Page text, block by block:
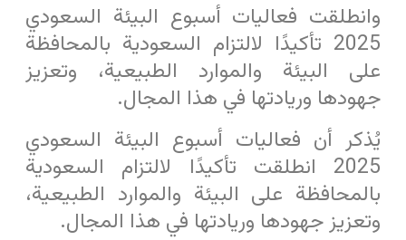
وانطلقت فعاليات أسبوع البيئة السعودي
2025 تأكيدًا لالتزام السعودية بالمحافظة
على البيئة والموارد الطبيعية، وتعزيز
جهودها وريادتها في هذا المجال.
يُذكر أن فعاليات أسبوع البيئة السعودي
2025 انطلقت تأكيدًا لالتزام السعودية
بالمحافظة على البيئة والموارد الطبيعية،
وتعزيز جهودها وريادتها في هذا المجال.